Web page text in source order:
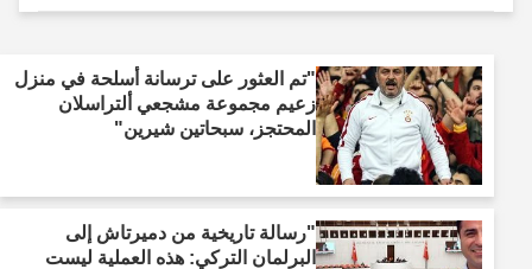
"تم العثور على ترسانة أسلحة في منزل
زعيم مجموعة مشجعي ألتراسلان
المحتجز، سبحاتين شيرين"
"رسالة تاريخية من دميرتاش إلى
البرلمان التركي: هذه العملية ليست